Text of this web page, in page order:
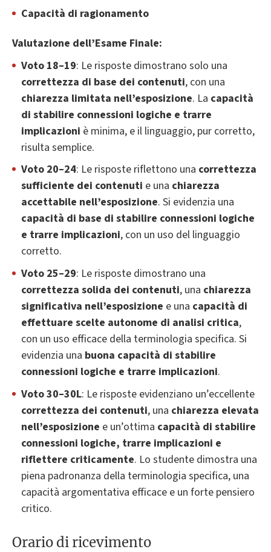
Capacità di ragionamento
Valutazione dell’Esame Finale:
Voto 18–19: Le risposte dimostrano solo una
correttezza di base dei contenuti, con una
chiarezza limitata nell’esposizione. La capacità
di stabilire connessioni logiche e trarre
implicazioni è minima, e il linguaggio, pur corretto,
risulta semplice.
Voto 20–24: Le risposte riflettono una correttezza
sufficiente dei contenuti e una chiarezza
accettabile nell’esposizione. Si evidenzia una
capacità di base di stabilire connessioni logiche
e trarre implicazioni, con un uso del linguaggio
corretto.
Voto 25–29: Le risposte dimostrano una
correttezza solida dei contenuti, una chiarezza
significativa nell’esposizione e una capacità di
effettuare scelte autonome di analisi critica,
con un uso efficace della terminologia specifica. Si
evidenzia una buona capacità di stabilire
connessioni logiche e trarre implicazioni.
Voto 30–30L: Le risposte evidenziano un’eccellente
correttezza dei contenuti, una chiarezza elevata
nell’esposizione e un’ottima capacità di stabilire
connessioni logiche, trarre implicazioni e
riflettere criticamente. Lo studente dimostra una
piena padronanza della terminologia specifica, una
capacità argomentativa efficace e un forte pensiero
critico.
Orario di ricevimento